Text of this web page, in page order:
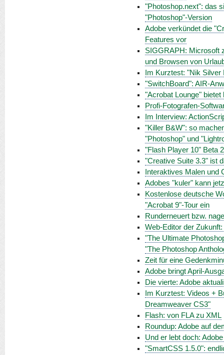
"Photoshop.next": das
"Photoshop"-Version
Adobe verkündet die
Features vor
SIGGRAPH: Microsoft
und Browsen von
Im Kurztest: "Nik Silver
"SwitchBoard": AIR-
"Acrobat Lounge"
Profi-Fotografen-
Im Interview:
"Killer B&W": so
"Photoshop" und
"Flash Player 10" Beta
"Creative Suite 3.3" ist
Interaktives Malen und
Adobes "kuler" kann
Kostenlose deutsche
"Acrobat 9"-Tour ein
Runderneuert bzw.
Web-Editor der
"The Ultimate
"The Photoshop
Zeit für eine
Adobe bringt April-
Die vierte: Adobe
Im Kurztest: Videos +
Dreamweaver CS3"
Flash: von FLA zu XML
Roundup: Adobe auf
Und er lebt doch:
"SmartCSS 1.5.0":